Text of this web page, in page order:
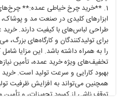
1. **خرید چرخ خیاطی عمده:**
ابزارهای کلیدی در صنعت مد و
طراحی لباس‌های با کیفیت دارند.
برای تولیدکنندگان و کارگاه‌های بزرگ،
را به همراه داشته باشد. این مزایا
تخفیف‌های ویژه خرید عمده، تأمین
بهبود کارایی و سرعت تولید است.
همچنین می‌تواند به افزایش ظرفیت
توقف ناشی از کمبود تجهیزات، و